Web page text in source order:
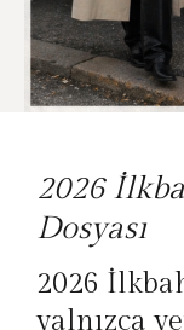
2026
Dosyası
2026
yalnızca